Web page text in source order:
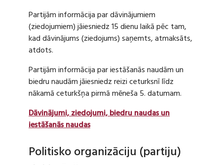
Partijām informācija par dāvinājumiem
(ziedojumiem) jāiesniedz 15 dienu laikā pēc tam,
kad dāvinājums (ziedojums) saņemts, atmaksāts,
atdots.
Partijām informācija par iestāšanās naudām un
biedru naudām jāiesniedz reizi ceturksnī līdz
nākamā ceturkšņa pirmā mēneša 5. datumam.
Dāvinājumi, ziedojumi, biedru naudas un
iestāšanās naudas
Politisko organizāciju (partiju)